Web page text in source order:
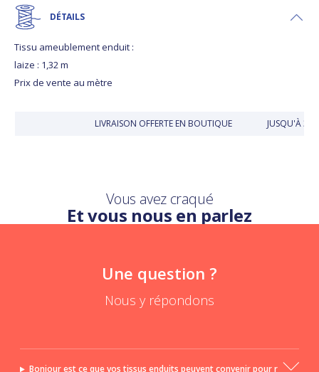
DÉTAILS
Tissu ameublement enduit :
laize : 1,32 m
Prix de vente au mètre
LIVRAISON OFFERTE EN BOUTIQUE JUSQU'À 30
Vous avez craqué
Et vous nous en parlez
Une question ?
Nous y répondons
Bonjour est ce que vos tissus enduits peuvent convenir pour r